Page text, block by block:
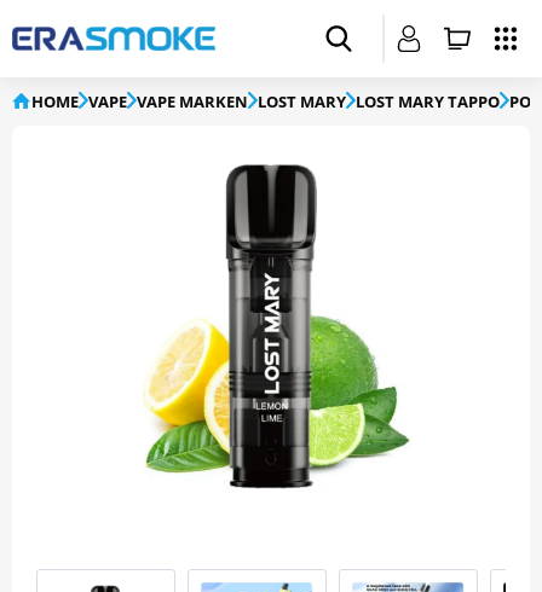
HOME VAPE VAPE MARKEN LOST MARY LOST MARY TAPPO